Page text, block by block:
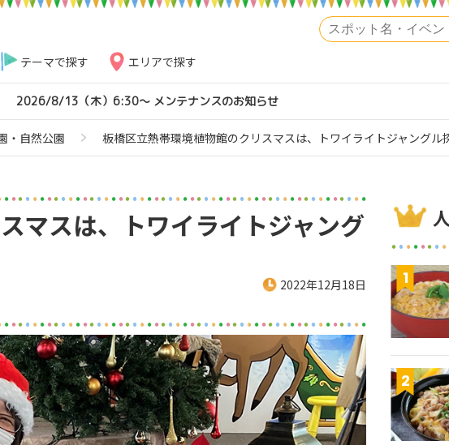
テーマで探す エリアで探す
2026/8/13（木）6:30～ メンテナンスのお知らせ
・自然公園 板橋区立熱帯環境植物館のクリスマスは、トワイライトジャングル
マスは、トワイライトジャング
2022年12月18日